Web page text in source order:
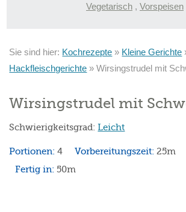
Vegetarisch , Vorspeisen
Sie sind hier: Kochrezepte » Kleine Gerichte
Hackfleischgerichte »Wirsingstrudel mit
Wirsingstrudel mit
Schwierigkeitsgrad:Leicht
Portionen:4 Vorbereitungszeit:25m
Fertig in:50m